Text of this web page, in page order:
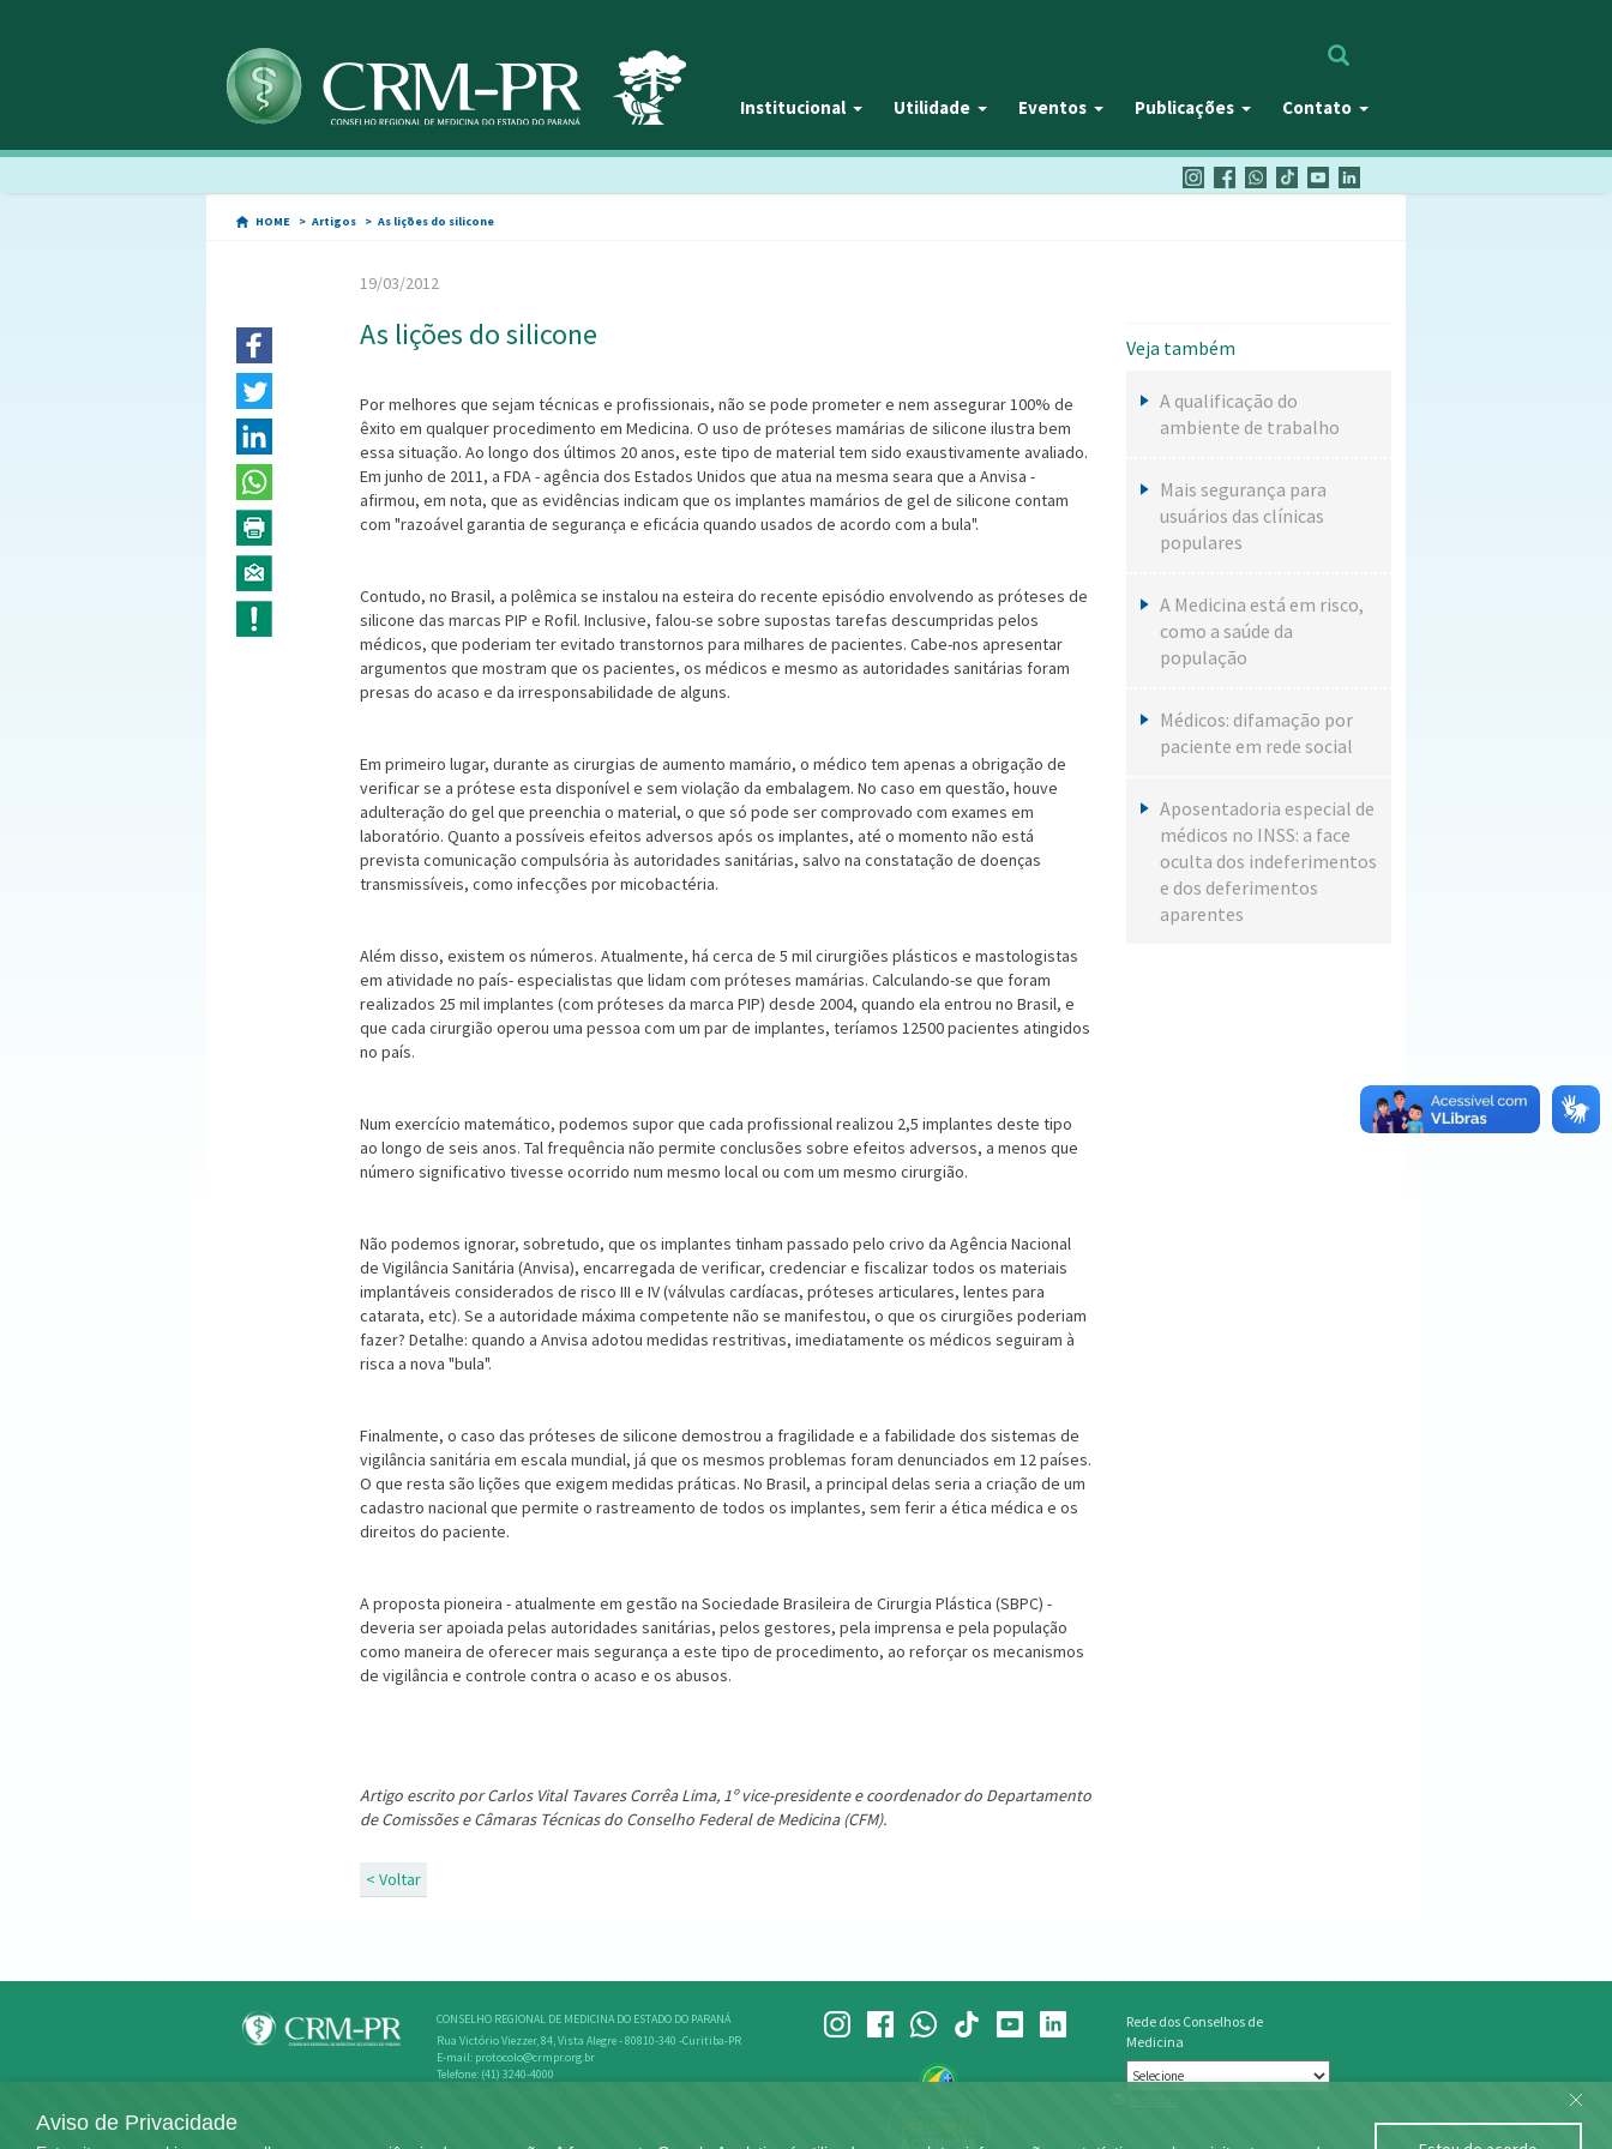
Institucional Utilidade Eventos Publicações Contato
HOME Artigos As lições do silicone
19/03/2012
As lições do silicone
Por melhores que sejam técnicas e profissionais, não se pode prometer e nem assegurar 100% de
êxito em qualquer procedimento em Medicina. O uso de próteses mamárias de silicone ilustra bem
essa situação. Ao longo dos últimos 20 anos, este tipo de material tem sido exaustivamente avaliado.
Em junho de 2011, a FDA - agência dos Estados Unidos que atua na mesma seara que a Anvisa -
afirmou, em nota, que as evidências indicam que os implantes mamários de gel de silicone contam
com "razoável garantia de segurança e eficácia quando usados de acordo com a bula".
Contudo, no Brasil, a polêmica se instalou na esteira do recente episódio envolvendo as próteses de
silicone das marcas PIP e Rofil. Inclusive, falou-se sobre supostas tarefas descumpridas pelos
médicos, que poderiam ter evitado transtornos para milhares de pacientes. Cabe-nos apresentar
argumentos que mostram que os pacientes, os médicos e mesmo as autoridades sanitárias foram
presas do acaso e da irresponsabilidade de alguns.
Em primeiro lugar, durante as cirurgias de aumento mamário, o médico tem apenas a obrigação de
verificar se a prótese esta disponível e sem violação da embalagem. No caso em questão, houve
adulteração do gel que preenchia o material, o que só pode ser comprovado com exames em
laboratório. Quanto a possíveis efeitos adversos após os implantes, até o momento não est
prevista comunicação compulsória às autoridades sanitárias, salvo na constatação de doenças
transmissíveis, como infecções por micobactéria.
Além disso, existem os números. Atualmente, há cerca de 5 mil cirurgiões plásticos e mastologistas
em atividade no país- especialistas que lidam com próteses mamárias. Calculando-se que foram
realizados 25 mil implantes (com próteses da marca PIP) desde 2004, quando ela entrou no Brasil, e
que cada cirurgião operou uma pessoa com um par de implantes, teríamos 12500 pacientes atingidos
no país.
Num exercício matemático, podemos supor que cada profissional realizou 2,5 implantes deste tipo
ao longo de seis anos. Tal frequência não permite conclusões sobre efeitos adversos, a menos que
número significativo tivesse ocorrido num mesmo local ou com um mesmo cirurgião.
Não podemos ignorar, sobretudo, que os implantes tinham passado pelo crivo da Agência Nacional
de Vigilância Sanitária (Anvisa), encarregada de verificar, credenciar e fiscalizar todos os materiais
implantáveis considerados de risco III e IV (válvulas cardíacas, próteses articulares, lentes para
catarata, etc). Se a autoridade máxima competente não se manifestou, o que os cirurgiões poderiam
fazer? Detalhe: quando a Anvisa adotou medidas restritivas, imediatamente os médicos seguiram à
risca a nova "bula".
Finalmente, o caso das próteses de silicone demostrou a fragilidade e a fabilidade dos sistemas de
vigilância sanitária em escala mundial, já que os mesmos problemas foram denunciados em 12 países.
O que resta são lições que exigem medidas práticas. No Brasil, a principal delas seria a criação de um
cadastro nacional que permite o rastreamento de todos os implantes, sem ferir a ética médica e os
direitos do paciente.
A proposta pioneira - atualmente em gestão na Sociedade Brasileira de Cirurgia Plástica (SBPC) -
deveria ser apoiada pelas autoridades sanitárias, pelos gestores, pela imprensa e pela população
como maneira de oferecer mais segurança a este tipo de procedimento, ao reforçar os mecanismos
de vigilância e controle contra o acaso e os abusos.
Artigo escrito por Carlos Vital Tavares Corrêa Lima, 1º vice-presidente e coordenador do Departamento
de Comissões e Câmaras Técnicas do Conselho Federal de Medicina (CFM).
< Voltar
Veja também
A qualificação do
ambiente de trabalho
Mais segurança para
usuários das clínicas
populares
A Medicina está em risco,
como a saúde da
população
Médicos: difamação por
paciente em rede social
Aposentadoria especial de
médicos no INSS: a face
oculta dos indeferimentos
e dos deferimentos
aparentes
CONSELHO REGIONAL DE MEDICINA DO ESTADO DO PARANÁ
Rua Victório Viezzer, 84, Vista Alegre - 80810-340 -Curitiba-PR
E-mail: protocolo@crmpr.org.br
Telefone: (41) 3240-4000
Rede dos Conselhos de
Medicina
Aviso de Privacidade